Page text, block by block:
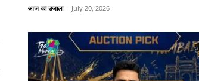
आज का उजाला - July 20, 2026